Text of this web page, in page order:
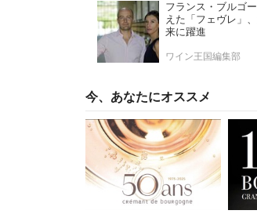
フランス・ブルゴ
えた「フェヴレ」
来に躍進
ワイン王国編集部
今、あなたにオススメ